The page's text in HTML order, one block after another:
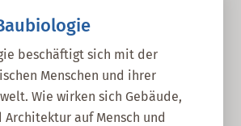
beschäftigt sich mit der
Menschen und ihrer
Wie wirken sich Gebäude,
Architektur auf Mensch und